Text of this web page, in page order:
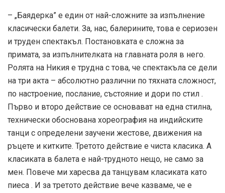
– „Баядерка” е един от най-сложните за изпълнение
класически балети. За, нас, балерините, това е сериозен
и труден спектакъл. Постановката е сложна за
примата, за изпълнителката на главната роля в него.
Ролята на Никия е трудна с това, че спектакъла се дели
на три акта – абсолютно различни по тяхната сложност,
по настроение, послание, състояние и дори по стил .
Първо и второ действие се основават на една стилна,
технически обоснована хореография на индийските
танци с определени заучени жестове, движения на
ръцете и китките. Третото действие е чиста класика. А
класиката в балета е най-трудното нещо, не само за
мен. Повече ми харесва да танцувам класиката като
пиеса . И за третото действие вече казваме, че е